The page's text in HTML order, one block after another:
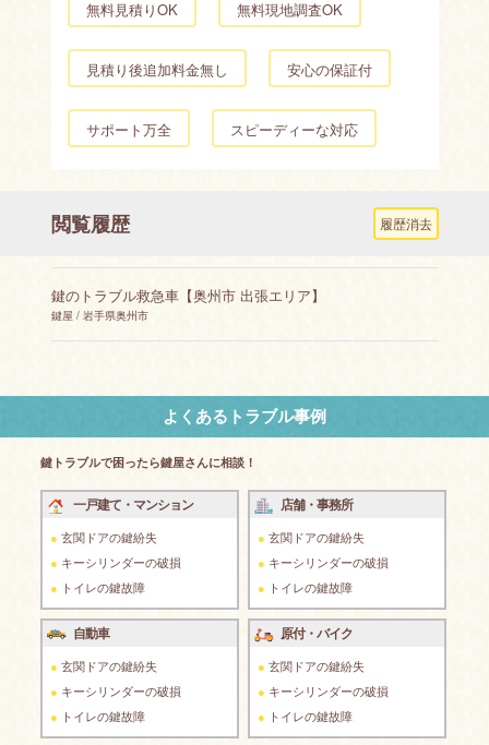
無料見積りOK 無料現地調査OK
見積り後追加料金無し 安心の保証付
サポート万全 スピーディーな対応
閲覧履歴 履歴消去
鍵のトラブル救急車【奥州市 出張エリア】
鍵屋 / 岩手県奥州市
よくあるトラブル事例
鍵トラブルで困ったら鍵屋さんに相談！
一戸建て・マンション
玄関ドアの鍵紛失
キーシリンダーの破損
トイレの鍵故障
店舗・事務所
玄関ドアの鍵紛失
キーシリンダーの破損
トイレの鍵故障
自動車
玄関ドアの鍵紛失
キーシリンダーの破損
トイレの鍵故障
原付・バイク
玄関ドアの鍵紛失
キーシリンダーの破損
トイレの鍵故障